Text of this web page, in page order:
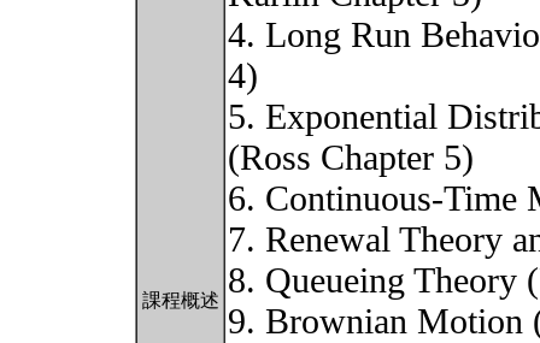
課程概述
4. Long Run
4)
5. Exponential
(Ross Chapter 5)
6. Continuous-Time
7. Renewal Theory
8. Queueing Theory
9. Brownian Motion